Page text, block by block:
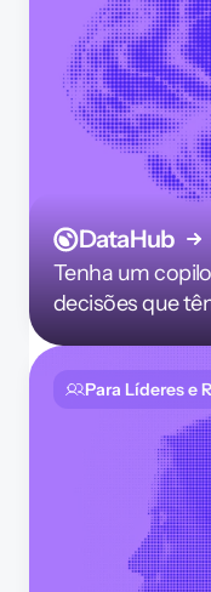
DataHub
Tenha um
decisões que
Para Líderes e